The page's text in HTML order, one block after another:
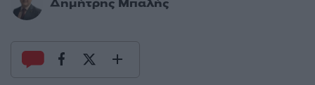
Δημήτρης Μπαλής